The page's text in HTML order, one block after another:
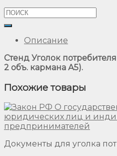
Описание
Стенд Уголок
2 объ. кармана А5).
Похожие товары
Документы для уголка